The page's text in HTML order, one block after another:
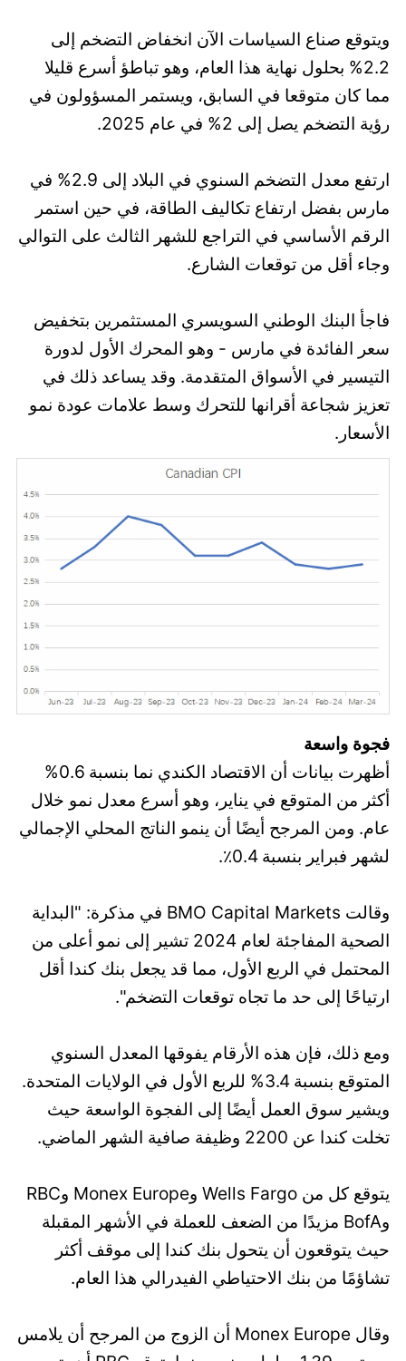
ويتوقع صناع السياسات الآن انخفاض التضخم إلى
2.2% بحلول نهاية هذا العام، وهو تباطؤ أسرع قليلا
مما كان متوقعا في السابق، ويستمر المسؤولون في
رؤية التضخم يصل إلى 2% في عام 2025.
ارتفع معدل التضخم السنوي في البلاد إلى 2.9% في
مارس بفضل ارتفاع تكاليف الطاقة، في حين استمر
الرقم الأساسي في التراجع للشهر الثالث على التوالي
وجاء أقل من توقعات الشارع.
فاجأ البنك الوطني السويسري المستثمرين بتخفيض
سعر الفائدة في مارس - وهو المحرك الأول لدورة
التيسير في الأسواق المتقدمة. وقد يساعد ذلك في
تعزيز شجاعة أقرانها للتحرك وسط علامات عودة نمو
الأسعار.
فجوة واسعة
أظهرت بيانات أن الاقتصاد الكندي نما بنسبة 0.6%
أكثر من المتوقع في يناير، وهو أسرع معدل نمو خلال
عام. ومن المرجح أيضًا أن ينمو الناتج المحلي الإجمالي
لشهر فبراير بنسبة 0.4٪.
وقالت BMO Capital Markets في مذكرة: "البداية
الصحية المفاجئة لعام 2024 تشير إلى نمو أعلى من
المحتمل في الربع الأول، مما قد يجعل بنك كندا أقل
ارتياحًا إلى حد ما تجاه توقعات التضخم".
ومع ذلك، فإن هذه الأرقام يفوقها المعدل السنوي
المتوقع بنسبة 3.4% للربع الأول في الولايات المتحدة.
ويشير سوق العمل أيضًا إلى الفجوة الواسعة حيث
تخلت كندا عن 2200 وظيفة صافية الشهر الماضي.
يتوقع كل من Wells Fargo وMonex Europe وRBC
وBofA مزيدًا من الضعف للعملة في الأشهر المقبلة
حيث يتوقعون أن يتحول بنك كندا إلى موقف أكثر
تشاؤمًا من بنك الاحتياطي الفيدرالي هذا العام.
وقال Monex Europe أن الزوج من المرجح أن يلامس